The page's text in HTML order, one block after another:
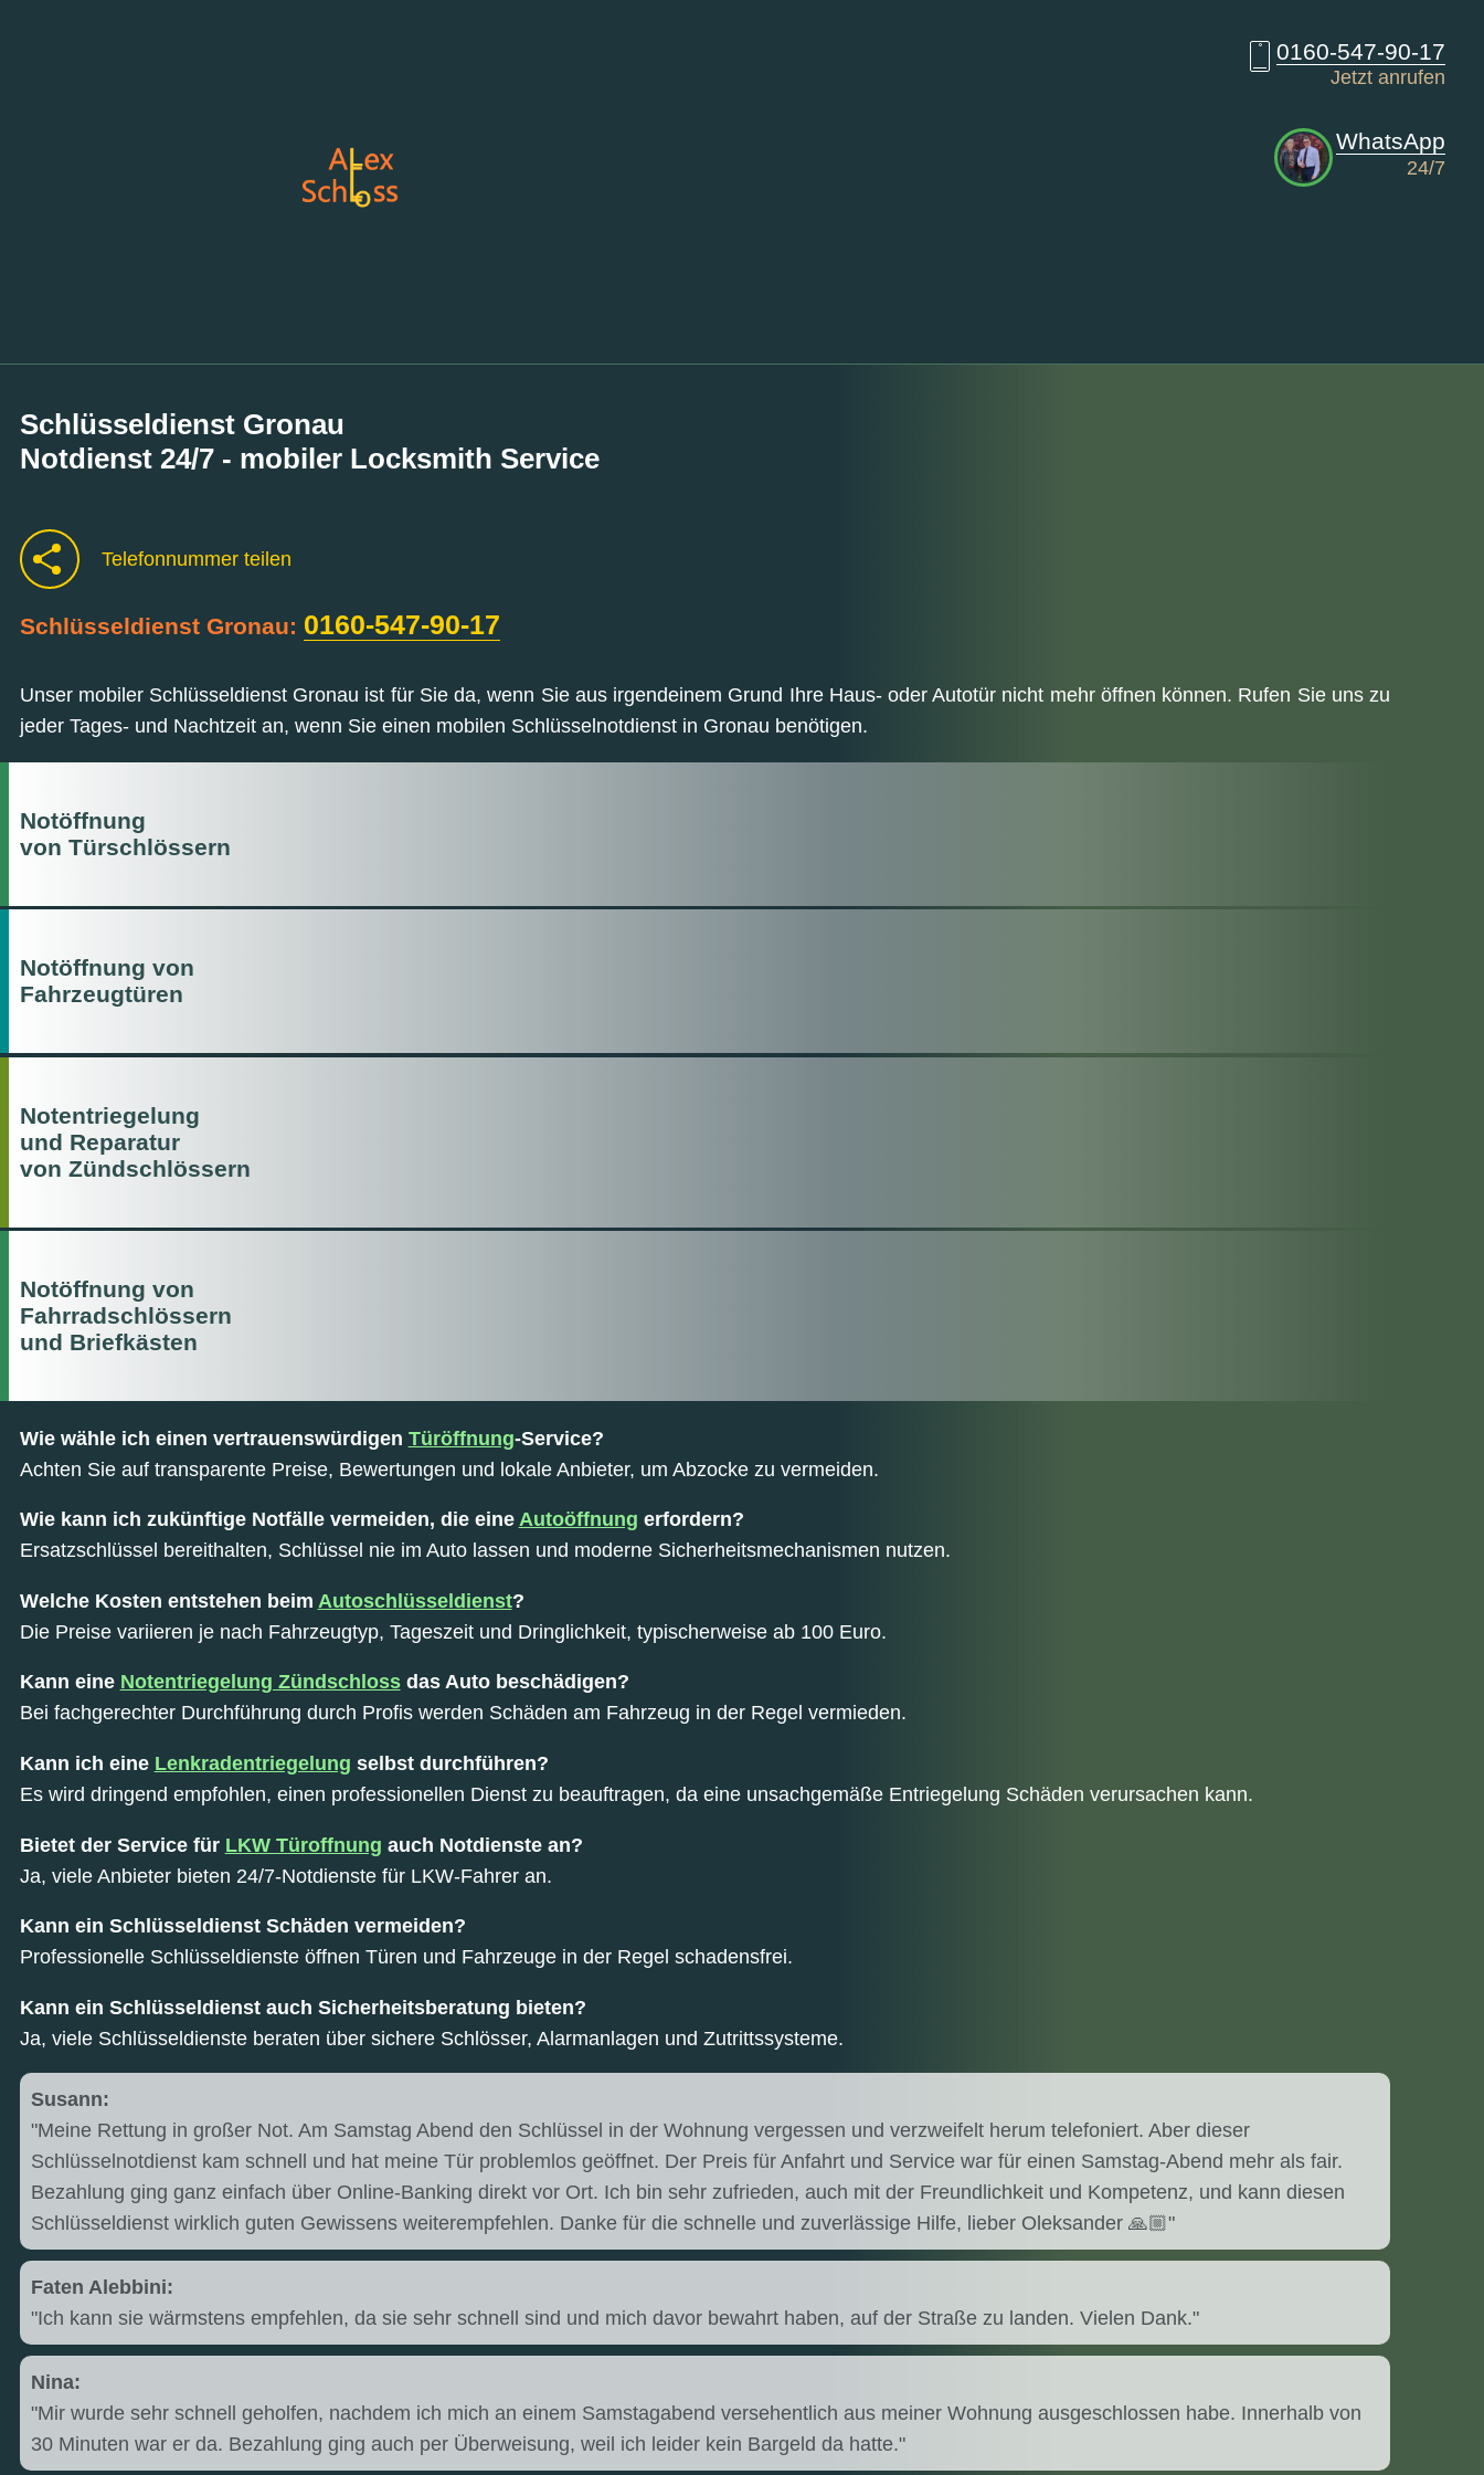
0160-547-90-17
Jetzt anrufen
WhatsApp
24/7
Schlüsseldienst Gronau
Notdienst 24/7 - mobiler Locksmith Service
Telefonnummer teilen
Schlüsseldienst Gronau: 0160-547-90-17
Unser mobiler Schlüsseldienst Gronau ist für Sie da, wenn Sie aus irgendeinem Grund Ihre Haus- oder Autotür nicht mehr öffnen können. Rufen Sie uns zu
jeder Tages- und Nachtzeit an, wenn Sie einen mobilen Schlüsselnotdienst in Gronau benötigen.
Notöffnung
von Türschlössern
Notöffnung von
Fahrzeugtüren
Notentriegelung
und Reparatur
von Zündschlössern
Notöffnung von
Fahrradschlössern
und Briefkästen
Wie wähle ich einen vertrauenswürdigen Türöffnung-Service?
Achten Sie auf transparente Preise, Bewertungen und lokale Anbieter, um Abzocke zu vermeiden.
Wie kann ich zukünftige Notfälle vermeiden, die eine Autoöffnung erfordern?
Ersatzschlüssel bereithalten, Schlüssel nie im Auto lassen und moderne Sicherheitsmechanismen nutzen.
Welche Kosten entstehen beim Autoschlüsseldienst?
Die Preise variieren je nach Fahrzeugtyp, Tageszeit und Dringlichkeit, typischerweise ab 100 Euro.
Kann eine Notentriegelung Zündschlossdas Auto beschädigen?
Bei fachgerechter Durchführung durch Profis werden Schäden am Fahrzeug in der Regel vermieden.
Kann ich eine Lenkradentriegelung selbst durchführen?
Es wird dringend empfohlen, einen professionellen Dienst zu beauftragen, da eine unsachgemäße Entriegelung Schäden verursachen kann.
Bietet der Service für LKW Türoffnung auch Notdienste an?
Ja, viele Anbieter bieten 24/7-Notdienste für LKW-Fahrer an.
Kann ein Schlüsseldienst Schäden vermeiden?
Professionelle Schlüsseldienste öffnen Türen und Fahrzeuge in der Regel schadensfrei.
Kann ein Schlüsseldienst auch Sicherheitsberatung bieten?
Ja, viele Schlüsseldienste beraten über sichere Schlösser, Alarmanlagen und Zutrittssysteme.
Susann:
"Meine Rettung in großer Not. Am Samstag Abend den Schlüssel in der Wohnung vergessen und verzweifelt herum telefoniert. Aber dieser
Schlüsselnotdienst kam schnell und hat meine Tür problemlos geöffnet. Der Preis für Anfahrt und Service war für einen Samstag-Abend mehr als fair.
Bezahlung ging ganz einfach über Online-Banking direkt vor Ort. Ich bin sehr zufrieden, auch mit der Freundlichkeit und Kompetenz, und kann diesen
Schlüsseldienst wirklich guten Gewissens weiterempfehlen. Danke für die schnelle und zuverlässige Hilfe, lieber Oleksander 🙏🏼"
Faten Alebbini:
"Ich kann sie wärmstens empfehlen, da sie sehr schnell sind und mich davor bewahrt haben, auf der Straße zu landen. Vielen Dank."
Nina:
"Mir wurde sehr schnell geholfen, nachdem ich mich an einem Samstagabend versehentlich aus meiner Wohnung ausgeschlossen habe. Innerhalb von
30 Minuten war er da. Bezahlung ging auch per Überweisung, weil ich leider kein Bargeld da hatte."